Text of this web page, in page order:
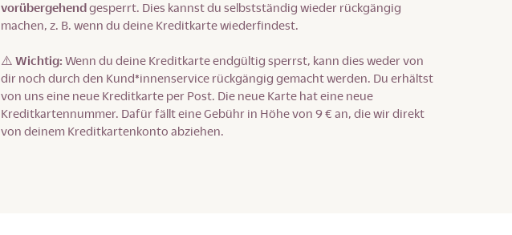
vorübergehendgesperrt. Dies kannst du selbstständig wieder rückgängig
machen, z. B. wenn du deine Kreditkarte wiederfindest.
⚠️ Wichtig: Wenn du deine Kreditkarte endgültig sperrst, kann dies weder von
dir noch durch den Kund*innenservice rückgängig gemacht werden. Du erhältst
von uns eine neue Kreditkarte per Post. Die neue Karte hat eine neue
Kreditkartennummer. Dafür fällt eine Gebühr in Höhe von 9 € an, die wir direkt
von deinem Kreditkartenkonto abziehen.